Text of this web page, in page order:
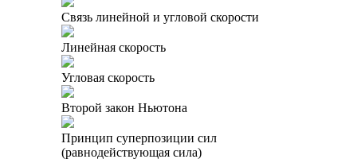
Связь линейной и угловой скорости
Линейная скорость
Угловая скорость
Второй закон Ньютона
Принцип суперпозиции сил
(равнодействующая сила)